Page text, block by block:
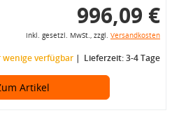
996,09 €
inkl. gesetzl. MwSt., zzgl. Versandkosten
verfügbar Lieferzeit: 3-4 Tage
Artikel